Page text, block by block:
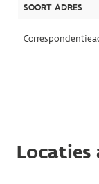
SOORT ADRES